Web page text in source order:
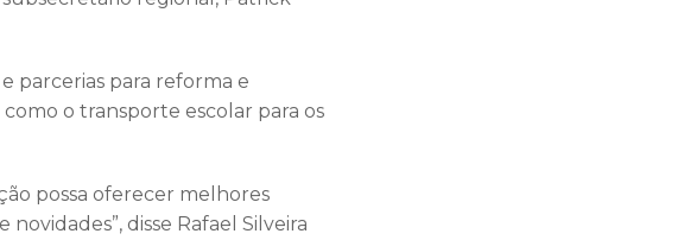
parcerias para reforma e
o transporte escolar para os
possa oferecer melhores
disse Rafael Silveira